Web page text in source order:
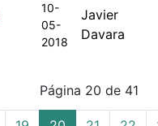
10-
05-
2018
Javier
Davara
Página 20 de 41